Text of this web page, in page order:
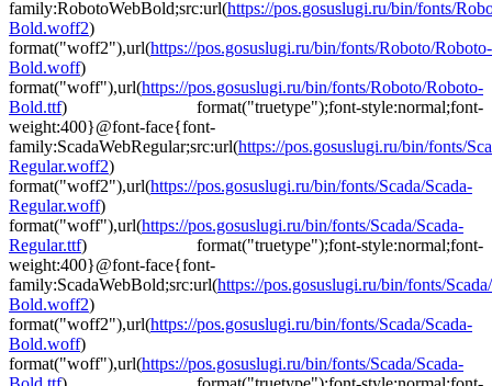
family:RobotoWebBold;src:url(https://pos.gosuslugi.ru/bin/fonts/
Bold.woff2)
format("woff2"),url(https://pos.gosuslugi.ru/bin/fonts/Roboto/Roboto-
Bold.woff)
format("woff"),url(https://pos.gosuslugi.ru/bin/fonts/Roboto/Roboto-
Bold.ttf) format("truetype");font-style:normal;font-
weight:400}@font-face{font-
family:ScadaWebRegular;src:url(https://pos.gosuslugi.ru/bin/fonts/
Regular.woff2)
format("woff2"),url(https://pos.gosuslugi.ru/bin/fonts/Scada/Scada-
Regular.woff)
format("woff"),url(https://pos.gosuslugi.ru/bin/fonts/Scada/Scada-
Regular.ttf) format("truetype");font-style:normal;font-
weight:400}@font-face{font-
family:ScadaWebBold;src:url(https://pos.gosuslugi.ru/bin/fonts/
Bold.woff2)
format("woff2"),url(https://pos.gosuslugi.ru/bin/fonts/Scada/Scada-
Bold.woff)
format("woff"),url(https://pos.gosuslugi.ru/bin/fonts/Scada/Scada-